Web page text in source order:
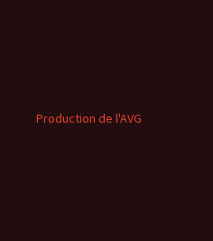
Production de l'AVG